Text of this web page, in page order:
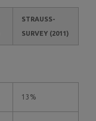
STRAUSS-S
URVEY (2011)
13%